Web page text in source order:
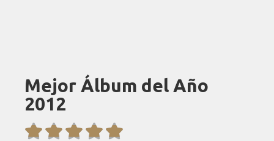
Mejor Álbum del Año
2012
